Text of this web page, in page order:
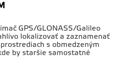
GPS/GLONASS/Galileo
lokalizovať a zaznamenať
s obmedzeným
by staršie samostatné